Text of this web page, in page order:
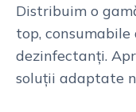
Distribuim o
top,
dezinfectanți.
soluții adaptate